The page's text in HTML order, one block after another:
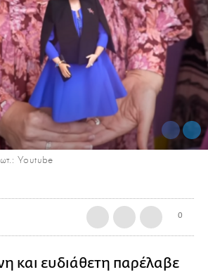
Youtube
0
και ευδιάθετη παρέλαβε